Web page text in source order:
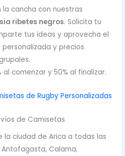
cancha con nuestras
ribetes negros. Solicita tu
tus ideas y aprovecha el
personalizada y precios
al comenzar y 50% al finalizar.
de Rugby Personalizadas
de Camisetas
la ciudad de Arica a todas las
Antofagasta, Calama,